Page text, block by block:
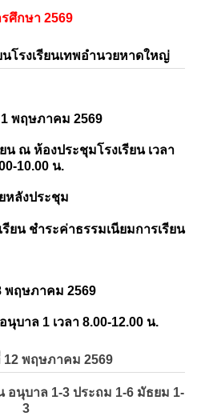
ศึกษา 2569
โรงเรียนเทพอำนวยหาดใหญ่
พฤษภาคม 2569
น ณ ห้องประชุมโรงเรียน เวลา
10.00 น.
หลังประชุม
ยน ชำระค่าธรรมเนียมการเรียน
พฤษภาคม 2569
นุบาล 1 เวลา 8.00-12.00 น.
12 พฤษภาคม 2569
อนุบาล 1-3 ประถม 1-6 มัธยม 1-
3